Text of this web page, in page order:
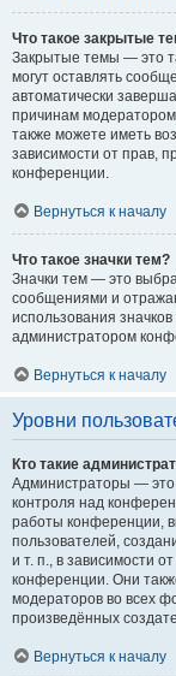
Что такое закрытые
Закрытые темы — это
могут оставлять
автоматически
причинам
также можете иметь
зависимости от прав,
конференции.
Вернуться к началу
Что такое значки тем?
Значки тем — это
сообщениями и
использования
администратором
Вернуться к началу
Уровни
Кто такие
Администраторы —
контроля над
работы конференции,
пользователей,
и т. п., в зависимости
конференции. Они
модераторов во всех
произведённых
Вернуться к началу